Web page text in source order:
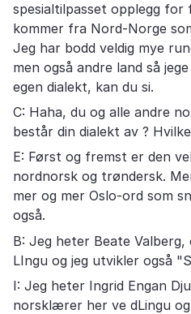
spesialtilpasset opplegg for
kommer fra Nord-Norge
Jeg har bodd veldig mye
men også andre land så
egen dialekt, kan du si.
C: Haha, du og alle andre
består din dialekt av ?
E: Først og fremst er den
nordnorsk og trøndersk.
mer og mer Oslo-ord som
også.
B: Jeg heter Beate
LIngu og jeg utvikler også
I: Jeg heter Ingrid Engan
norsklærer her ve dLingu